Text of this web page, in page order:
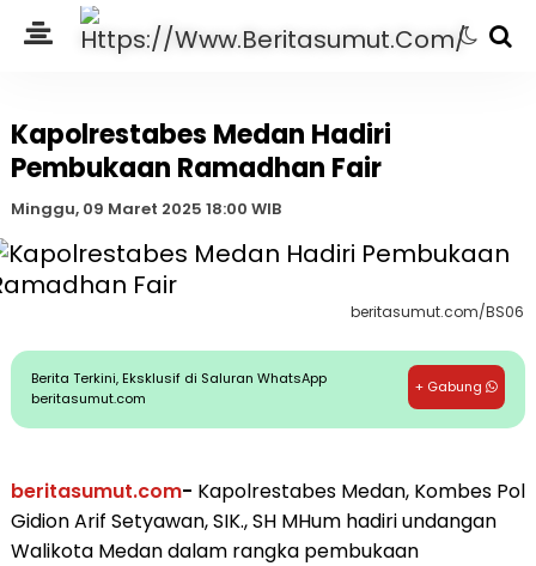
Kapolrestabes Medan Hadiri
Pembukaan Ramadhan Fair
Minggu, 09 Maret 2025 18:00 WIB
beritasumut.com/BS06
Berita Terkini, Eksklusif di Saluran WhatsApp
beritasumut.com
+ Gabung
beritasumut.com- Kapolrestabes Medan, Kombes Pol
Gidion Arif Setyawan, SIK., SH MHum hadiri undangan
Walikota Medan dalam rangka pembukaan